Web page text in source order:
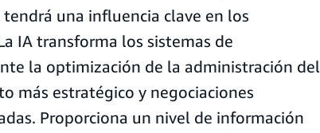
una influencia clave en los
IA transforma los sistemas de
la optimización de la administración del
más estratégico y negociaciones
Proporciona un nivel de información